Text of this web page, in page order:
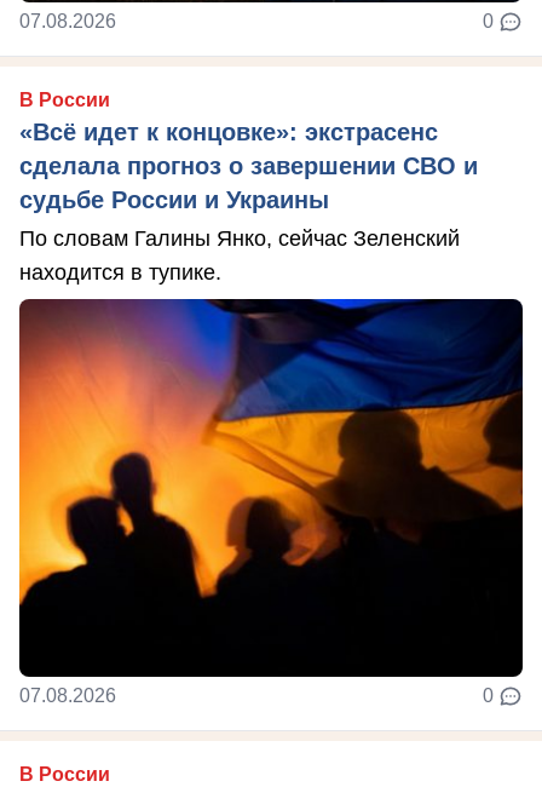
07.08.2026 0
В России
«Всё идет к концовке»: экстрасенс
сделала прогноз о завершении СВО и
судьбе России и Украины
По словам Галины Янко, сейчас Зеленский
находится в тупике.
07.08.2026 0
В России